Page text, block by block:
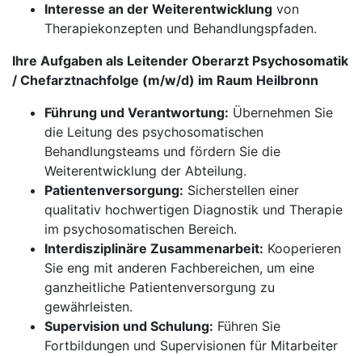
Interesse an der Weiterentwicklung von
Therapiekonzepten und Behandlungspfaden.
Ihre Aufgaben als Leitender Oberarzt Psychosomatik
/ Chefarztnachfolge (m/w/d) im Raum Heilbronn
Führung und Verantwortung: Übernehmen Sie
die Leitung des psychosomatischen
Behandlungsteams und fördern Sie die
Weiterentwicklung der Abteilung.
Patientenversorgung: Sicherstellen einer
qualitativ hochwertigen Diagnostik und Therapie
im psychosomatischen Bereich.
Interdisziplinäre Zusammenarbeit: Kooperieren
Sie eng mit anderen Fachbereichen, um eine
ganzheitliche Patientenversorgung zu
gewährleisten.
Supervision und Schulung: Führen Sie
Fortbildungen und Supervisionen für Mitarbeiter